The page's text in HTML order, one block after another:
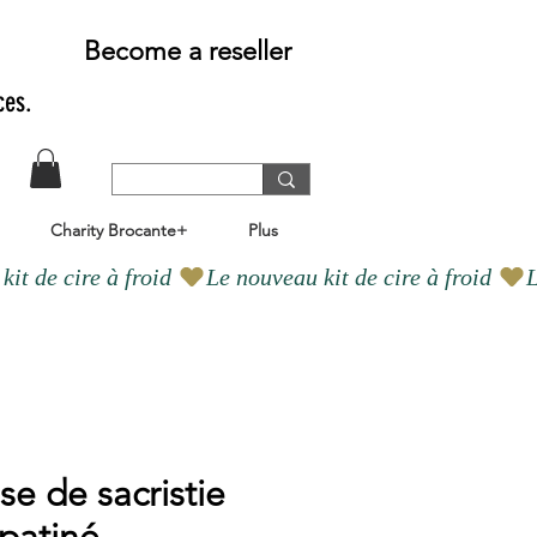
Become a reseller
Charity Brocante+ Plus
de sacristie